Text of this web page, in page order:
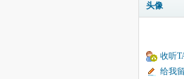
头像
收听
给我